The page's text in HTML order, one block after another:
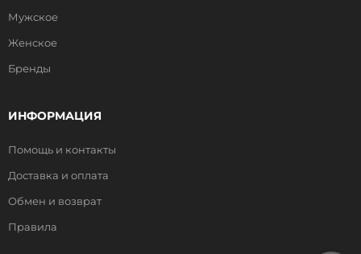
Мужское
Женское
Бренды
ИНФОРМАЦИЯ
Помощь и контакты
Доставка и оплата
Обмен и возврат
Правила